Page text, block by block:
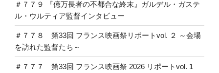
＃７７９ 『億万長者の不都合な終末』ガルデル・ガステ
ル・ウルティア監督インタビュー
＃７７８ 第33回 フランス映画祭リポートvol. ２ ～会場
を訪れた監督たち～
＃７７７ 第33回 フランス映画祭 2026 リポートvol. 1